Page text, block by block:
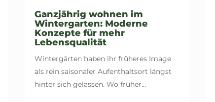
Ganzjährig wohnen im
Wintergarten: Moderne
Konzepte für mehr
Lebensqualität
Wintergärten haben ihr früheres Image
als rein saisonaler Aufenthaltsort längst
hinter sich gelassen. Wo früher...